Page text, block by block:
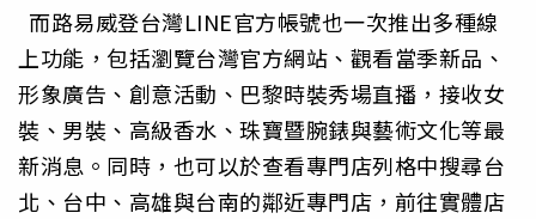
而路易威登台灣LINE官方帳號也一次推出多種線
上功能，包括瀏覽台灣官方網站、觀看當季新品、
形象廣告、創意活動、巴黎時裝秀場直播，接收女
裝、男裝、高級香水、珠寶暨腕錶與藝術文化等最
新消息。同時，也可以於查看專門店列格中搜尋台
北、台中、高雄與台南的鄰近專門店，前往實體店